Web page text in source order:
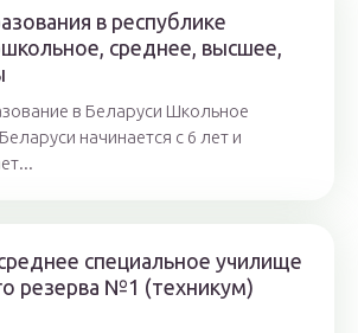
в республике
среднее, высшее,
в Беларуси Школьное
начинается с 6 лет и
специальное училище
резерва №1 (техникум)